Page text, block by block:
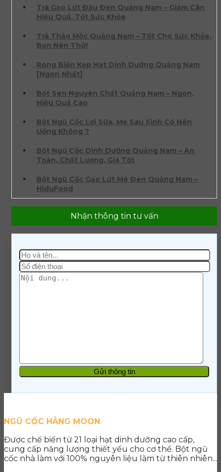
Trà Gạo Lứt Đậu Đen Quảng Nam – Giảm Cân
Hiệu Quả, Tốt Sức Khỏe
Trà Thảo Mộc Quảng Nam – Tốt Cho Sức Khỏe,
Bạn Nên Thử!
Rong Biển Kẹp Hạt Dinh Dưỡng Quảng Nam
[Ngon Nhất]
Bột Sen Nguyên Chất Quảng Nam – Ngon,
Hiệu Quả Cao
Bột Ngũ Cốc Lợi Sữa, Mẹ Sau Sinh Có Nên
Uống Không ?
Bột Ngũ Cốc Dinh Dưỡng Quảng Nam – An
Toàn, Chất Lượng, Giá Tốt
Bột Ngũ Cốc Gạo Lứt Mè Đen Quảng Nam –
HiduFood
Nhận thông tin tư vấn
NGŨ CỐC HẰNG MOON
Được chế biến từ 21 loại hạt dinh dưỡng cao cấp,
cung cấp năng lượng thiết yếu cho cơ thể. Bột ngũ
cốc nhà làm với 100% nguyên liệu làm từ thiên nhiên...